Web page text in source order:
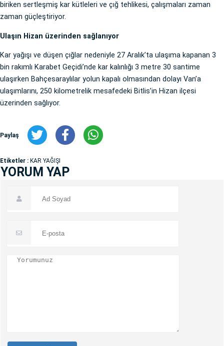
biriken sertleşmiş kar kütleleri ve çığ tehlikesi, çalışmaları zaman
zaman güçleştiriyor.
Ulaşın Hizan üzerinden sağlanıyor
Kar yağışı ve düşen çığlar nedeniyle 27 Aralık’ta ulaşıma kapanan 3
bin rakımlı Karabet Geçidi’nde kar kalınlığı 3 metre 30 santime
ulaşırken Bahçesaraylılar yolun kapalı olmasından dolayı Van’a
ulaşımlarını, 250 kilometrelik mesafedeki Bitlis’in Hizan ilçesi
üzerinden sağlıyor.
Paylaş
Etiketler : KAR YAĞIŞI
YORUM YAP